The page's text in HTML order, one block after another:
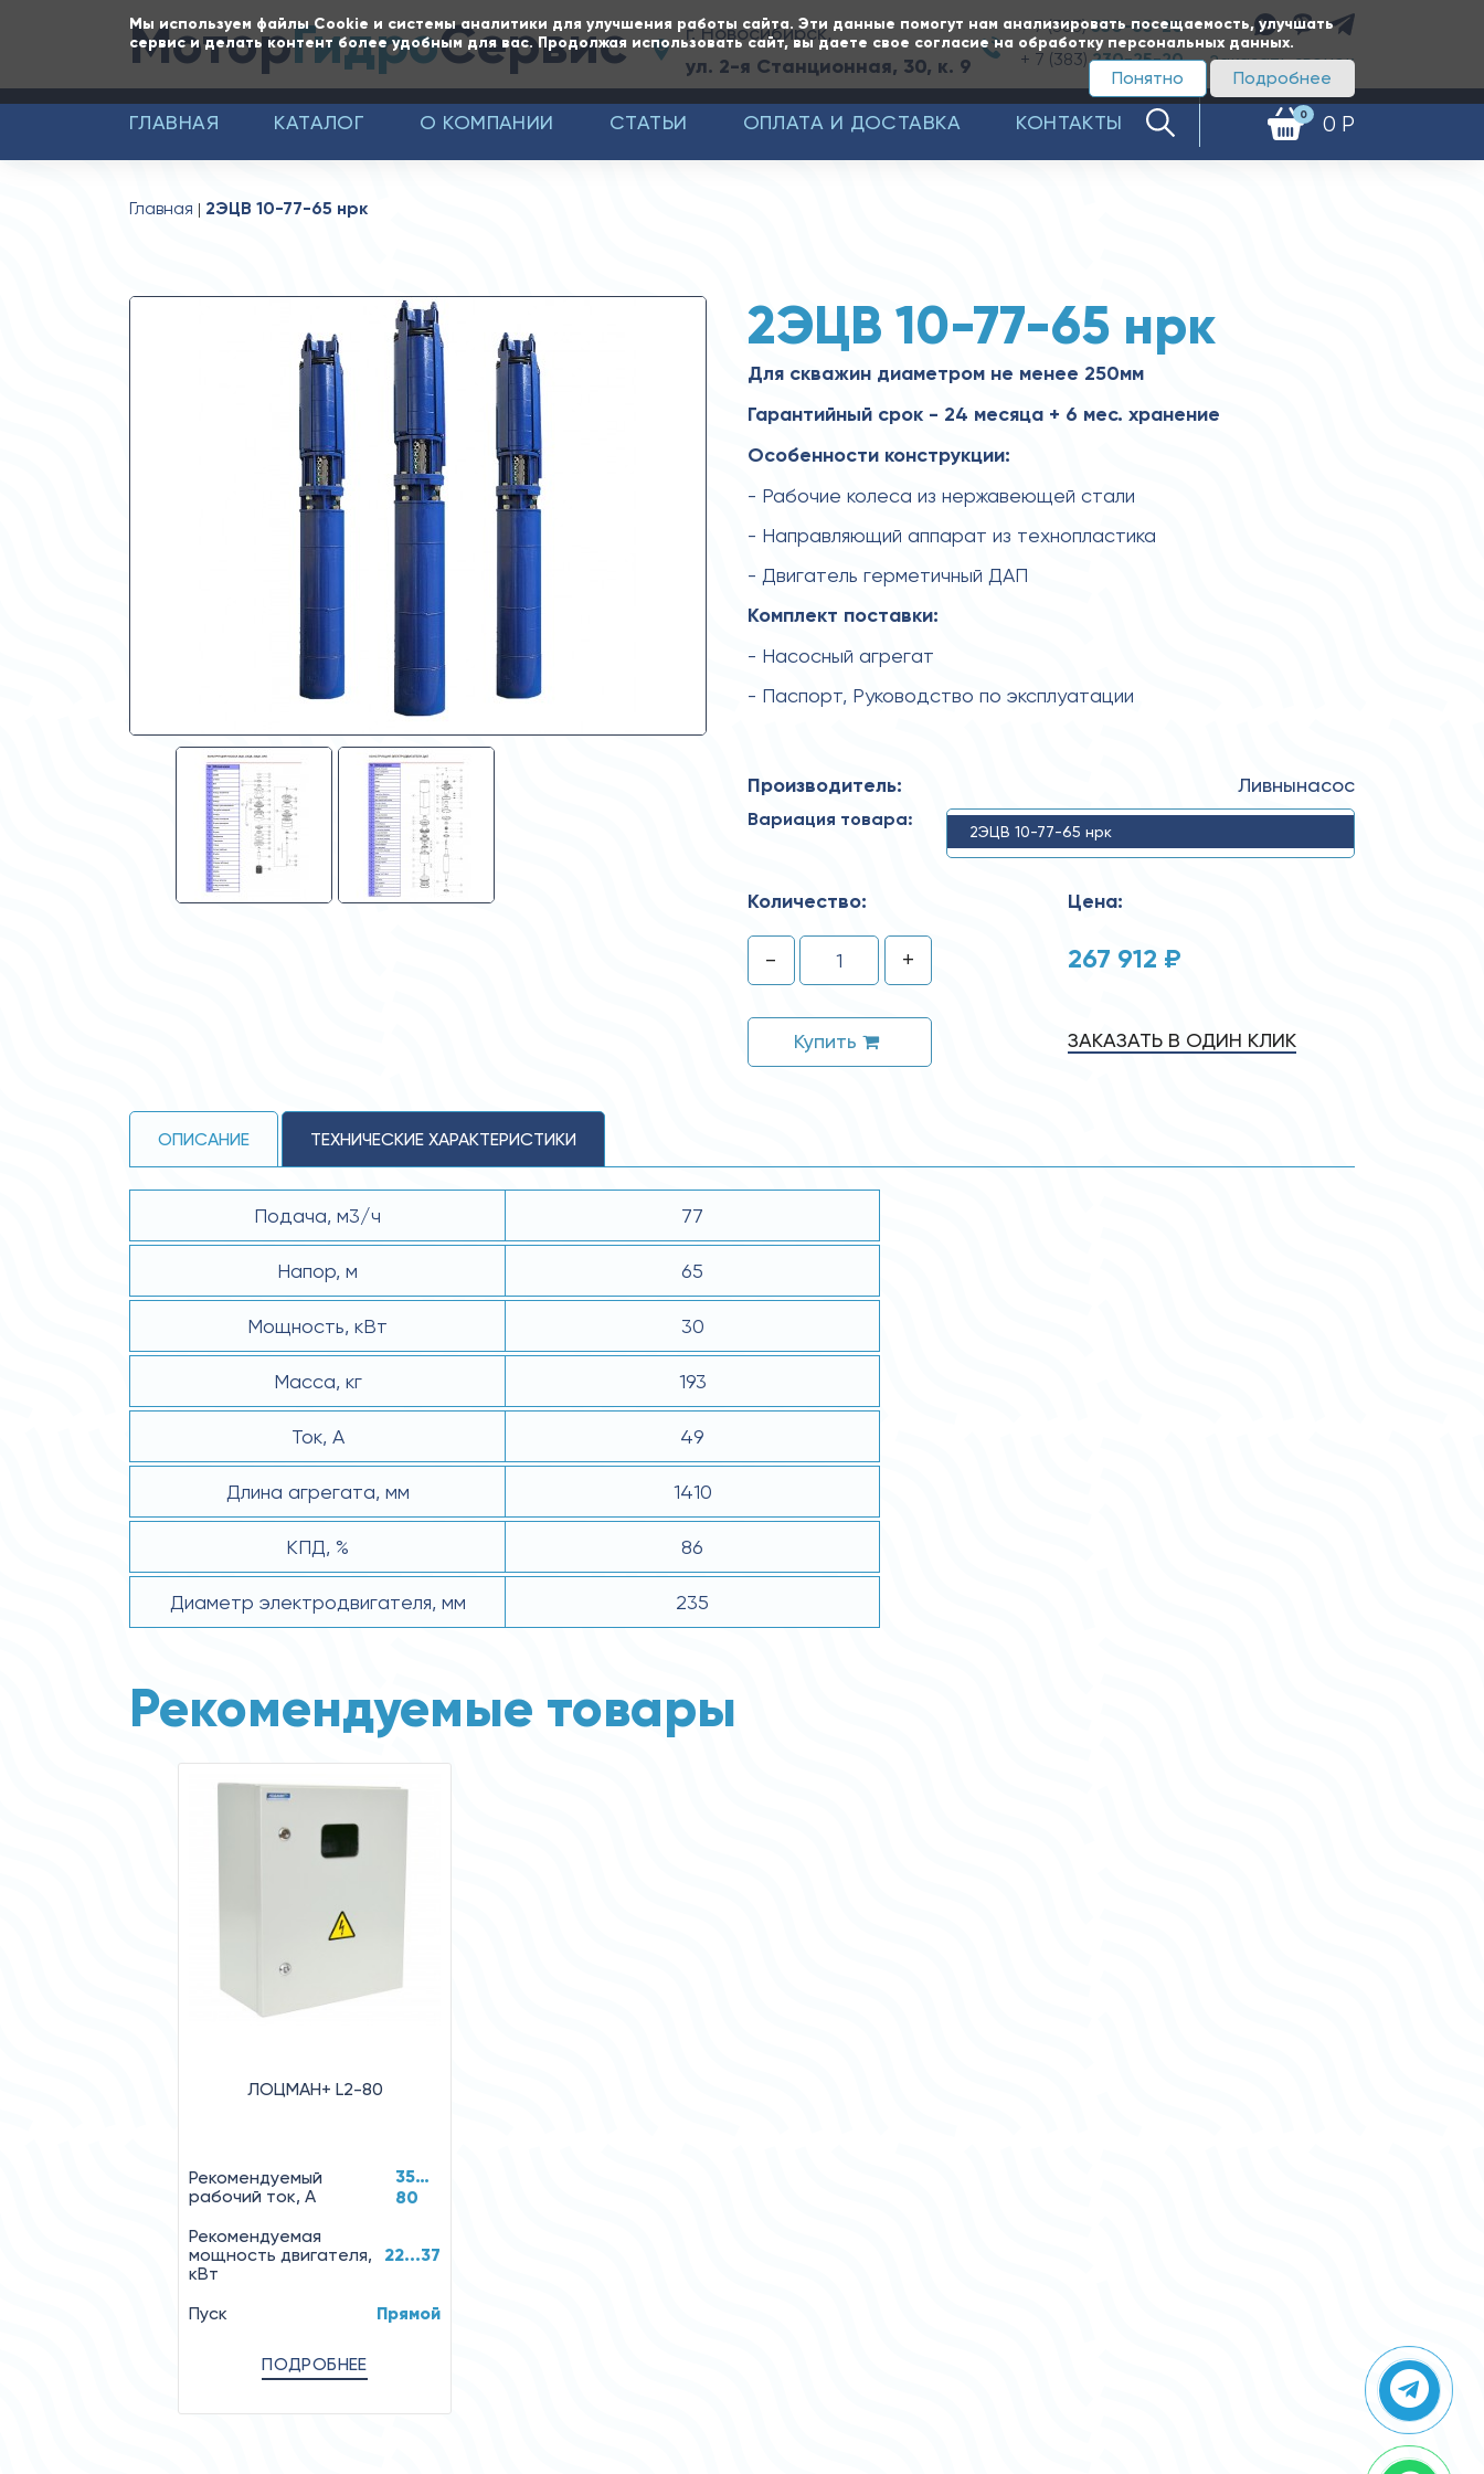
Мы используем файлы Cookie и системы аналитики для улучшения работы сайта. Эти данные помогут нам анализировать посещаемость, улучшать
сервис и делать контент более удобным для вас. Продолжая использовать сайт, вы даете свое согласие на обработку персональных данных.
Подробнее
Понятно
МоторГидроСервис г. Новосибирск,
ул. 2-я Станционная, 30, к. 9
+ 7 (383)350-65-20
+ 7 (383)230-25-20 Заказать звонок
0 0 Р
ГЛАВНАЯ КАТАЛОГ О КОМПАНИИ СТАТЬИ ОПЛАТА И ДОСТАВКА КОНТАКТЫ
Главная 2ЭЦВ 10-77-65 нрк
2ЭЦВ 10-77-65 нрк
Для скважин диаметром не менее 250мм
Гарантийный срок - 24 месяца + 6 мес. хранение
Особенности конструкции:
- Рабочие колеса из нержавеющей стали
- Направляющий аппарат из технопластика
- Двигатель герметичный ДАП
Комплект поставки:
- Насосный агрегат
- Паспорт, Руководство по эксплуатации
Производитель: Ливнынасос
Вариация товара:
2ЭЦВ 10-77-65 нрк
Количество:
- +
Купить
Цена:
267 912 ₽
ЗАКАЗАТЬ В ОДИН КЛИК
ОПИСАНИЕ ТЕХНИЧЕСКИЕ ХАРАКТЕРИСТИКИ
Подача, м3/ч 77
Напор, м 65
Мощность, кВт 30
Масса, кг 193
Ток, А 49
Длина агрегата, мм 1410
КПД, % 86
Диаметр электродвигателя, мм 235
Рекомендуемые товары
ЛОЦМАН+ L2-80
Рекомендуемый
рабочий ток, А
35…
80
Рекомендуемая
мощность двигателя,
кВт
22...37
Пуск Прямой
ПОДРОБНЕЕ